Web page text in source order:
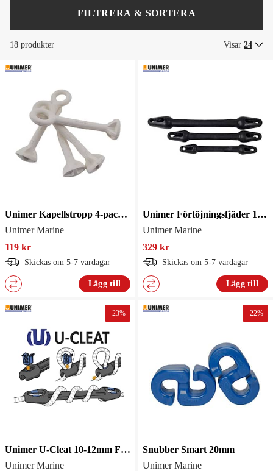
FILTRERA & SORTERA
18 produkter Visar 24
Unimer Kapellstropp 4-pack Vit
Unimer Marine
119 kr
Skickas om 5-7 vardagar
Lägg till
Unimer Förtöjningsfjäder 12-16mm
Unimer Marine
329 kr
Skickas om 5-7 vardagar
Lägg till
-23%
Unimer U-Cleat 10-12mm Förtöjningsfj.
Unimer Marine
-22%
Snubber Smart 20mm
Unimer Marine